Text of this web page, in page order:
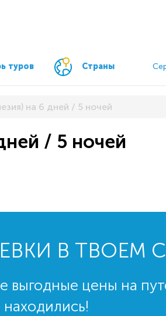
туров Страны
на 6 дней / 5 ночей
/ 5 ночей
В ТВОЕМ
выгодные цены на